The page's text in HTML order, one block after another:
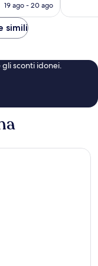
attuale
677 €
19 ago - 20 ago
simili
gli sconti idonei.